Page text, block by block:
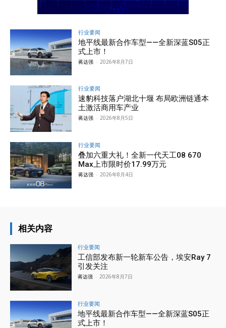
行业要闻
地平线最新合作车型——全新深蓝S05正
式上市！
蒋达强 - 2026年8月7日
行业要闻
速豹科技落户湖北十堰 布局欧洲链通本
土激活商用车产业
蒋达强 - 2026年8月5日
行业要闻
叠加六重大礼！全新一代天工08 670
Max上市限时价17.99万元
蒋达强 - 2026年8月4日
相关内容
行业要闻
工信部发布新一轮新车公告，埃安Ray 7
引发关注
蒋达强 - 2026年8月7日
行业要闻
地平线最新合作车型——全新深蓝S05正
式上市！